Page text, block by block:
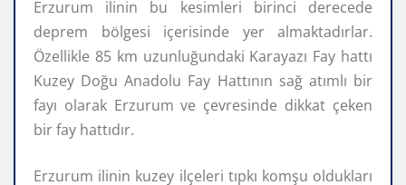
Erzurum ilinin bu kesimleri birinci derecede
deprem bölgesi içerisinde yer almaktadırlar.
Özellikle 85 km uzunluğundaki Karayazı Fay hattı
Kuzey Doğu Anadolu Fay Hattının sağ atımlı bir
fayı olarak Erzurum ve çevresinde dikkat çeken
bir fay hattıdır.
Erzurum ilinin kuzey ilçeleri tıpkı komşu oldukları